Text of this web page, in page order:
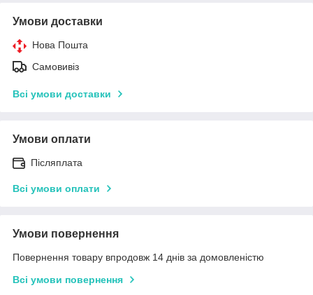
Умови доставки
Нова Пошта
Самовивіз
Всі умови доставки
Умови оплати
Післяплата
Всі умови оплати
Умови повернення
Повернення товару впродовж 14 днів за домовленістю
Всі умови повернення